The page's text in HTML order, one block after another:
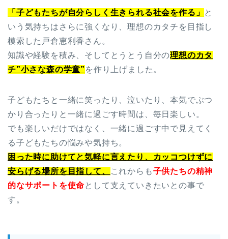
「子どもたちが自分らしく生きられる社会を作る」
と
いう気持ちはさらに強くなり、理想のカタチを目指し
模索した戸倉恵利香さん。
知識や経験を積み、そしてとうとう自分の理想のカタ
チ”小さな森の学童” を作り上げました。
子どもたちと一緒に笑ったり、泣いたり、本気でぶつ
かり合ったりと一緒に過ごす時間は、毎日楽しい。
でも楽しいだけではなく、一緒に過ごす中で見えてく
る子どもたちの悩みや気持ち。
困った時に助けてと気軽に言えたり、カッコつけずに
安らげる場所を目指して、
これからも子供たちの精神
的なサポートを使命 として支えていきたいとの事で
す。